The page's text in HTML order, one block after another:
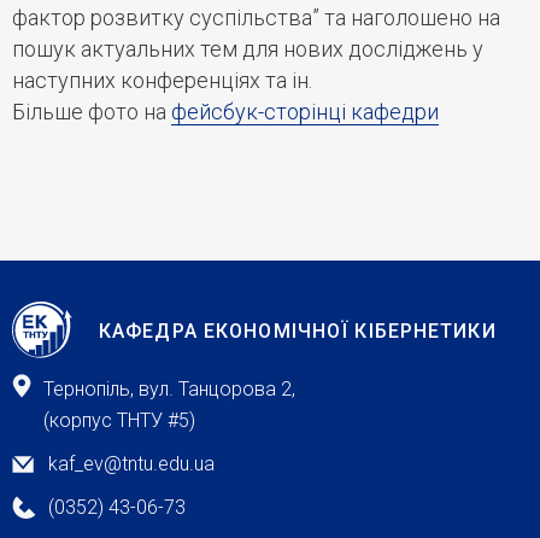
фактор розвитку суспільства” та наголошено на
пошук актуальних тем для нових досліджень у
наступних конференціях та ін.
Більше фото на фейсбук-сторінці кафедри
КАФЕДРА ЕКОНОМІЧНОЇ КІБЕРНЕТИКИ
Тернопіль, вул. Танцорова 2,
(корпус ТНТУ #5)
kaf_ev@tntu.edu.ua
(0352) 43-06-73